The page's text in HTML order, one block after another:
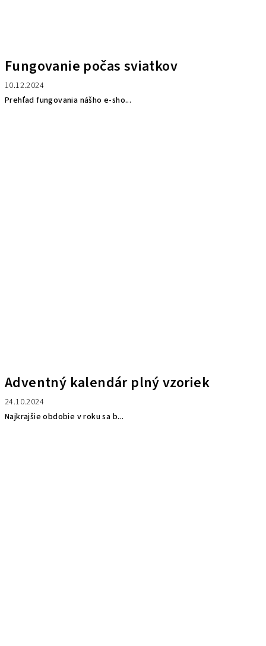
Fungovanie počas sviatkov
10.12.2024
Prehľad fungovania nášho e-sho...
Adventný kalendár plný vzoriek
24.10.2024
Najkrajšie obdobie v roku sa b...